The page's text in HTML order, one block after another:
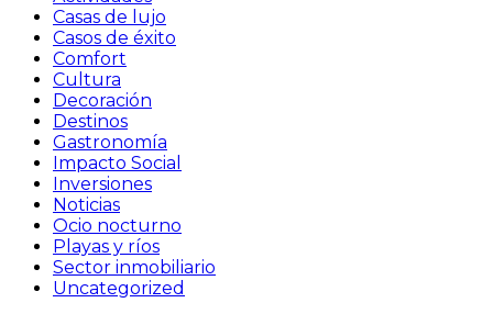
Casas de lujo
Casos de éxito
Comfort
Cultura
Decoración
Destinos
Gastronomía
Impacto Social
Inversiones
Noticias
Ocio nocturno
Playas y ríos
Sector inmobiliario
Uncategorized